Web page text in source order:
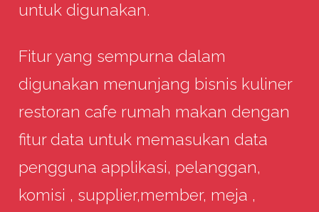
untuk digunakan.
Fitur yang sempurna dalam
digunakan menunjang bisnis kuliner
restoran cafe rumah makan dengan
fitur data untuk memasukan data
pengguna applikasi, pelanggan,
komisi , supplier,member, meja ,